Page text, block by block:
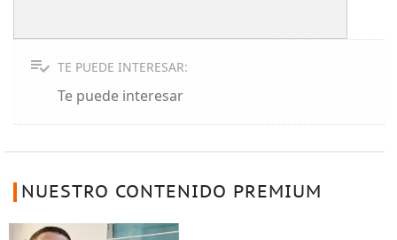
TE PUEDE INTERESAR:
Te puede interesar
NUESTRO CONTENIDO PREMIUM